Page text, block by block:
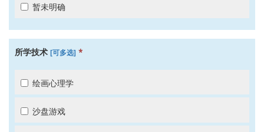
暂未明确
所学技术 [可多选] *
绘画心理学
沙盘游戏